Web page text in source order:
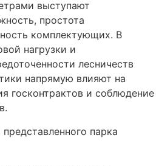
выступают
простота
комплектующих. В
нагрузки и
лесничеств
напрямую влияют на
госконтрактов и соблюдение
парка